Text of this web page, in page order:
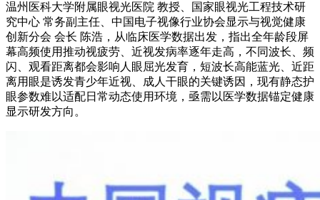
温州医科大学附属眼视光医院 教授、国家眼视光工程技术研
究中心 常务副主任、中国电子视像行业协会显示与视觉健康
创新分会 会长 陈浩，从临床医学数据出发，指出全年龄段屏
幕高频使用推动视疲劳、近视发病率逐年走高，不同波长、频
闪、观看距离都会影响人眼屈光发育，短波长高能蓝光、近距
离用眼是诱发青少年近视、成人干眼的关键诱因，现有静态护
眼参数难以适配日常动态使用环境，亟需以医学数据锚定健康
显示研发方向。